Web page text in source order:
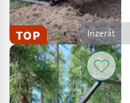
Inzerát
TOP